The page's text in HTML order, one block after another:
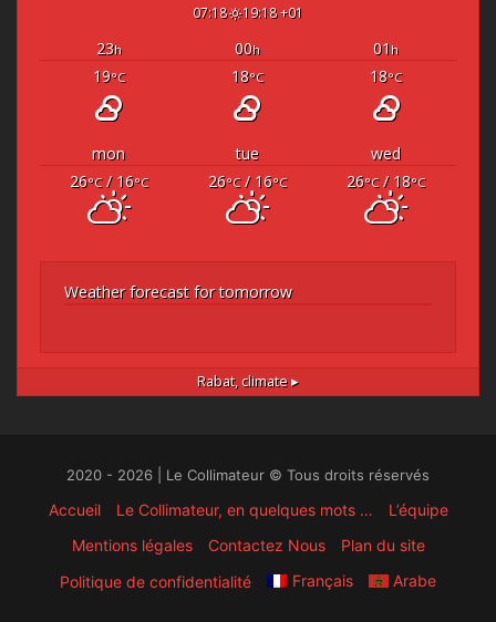
07:18 19:18 +01
23h 00h 01 h
19°C 18°C 18°C
mon tue
wed
26°C/ 16°C 26°C/ 16°C 26°C/ 18°C
Weather forecast for tomorrow
Rabat, climate ▸
2020 - 2026 | Le Collimateur © Tous droits réservés
Accueil Le Collimateur, en quelques mots …
L’équipe
Mentions légales
Contactez Nous
Plan du site
Politique de confidentialité
Français Arabe